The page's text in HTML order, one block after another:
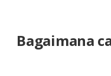
Bagaimana